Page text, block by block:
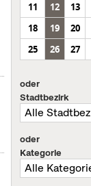
11
12 13
18
19 20
25
26 27
oder
Stadtbezirk
oder
Kategorie